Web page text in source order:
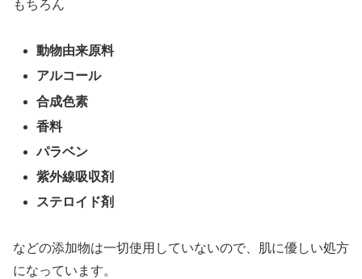
もちろん
動物由来原料
アルコール
合成色素
香料
パラベン
紫外線吸収剤
ステロイド剤
などの添加物は一切使用していないので、肌に優しい処方
になっています。